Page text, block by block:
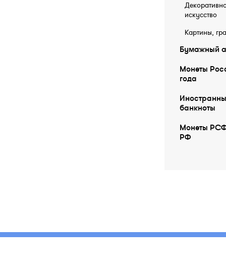
искусство
Картины,
Бумажный
Монеты
года
бaнкноты
Монеты
РФ